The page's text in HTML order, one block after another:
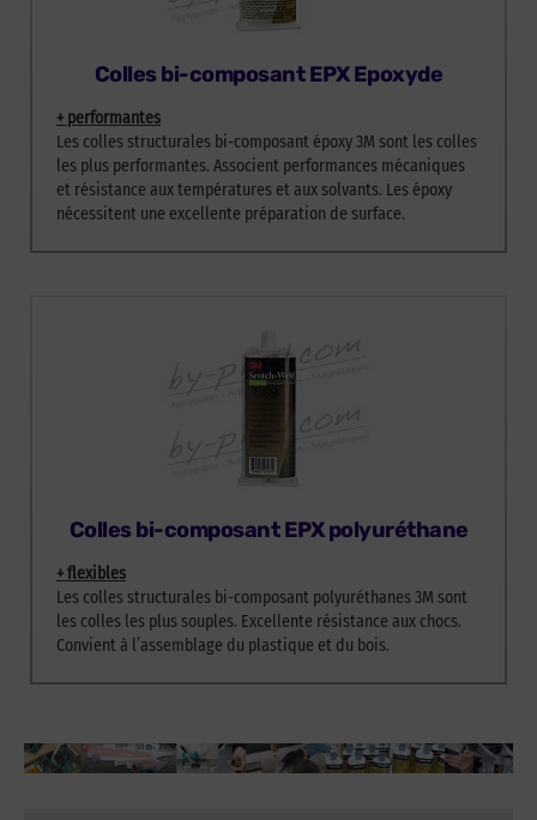
Colles bi-composant EPX Epoxyde
+ performantes
Les colles structurales bi-composant époxy 3M sont les colles
les plus performantes. Associent performances mécaniques
et résistance aux températures et aux solvants. Les époxy
nécessitent une excellente préparation de surface.
Colles bi-composant EPX polyuréthane
+ flexibles
Les colles structurales bi-composant polyuréthanes 3M sont
les colles les plus souples. Excellente résistance aux chocs.
Convient à l’assemblage du plastique et du bois.